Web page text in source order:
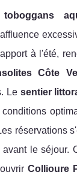
toboggans
à l'été,
Côte
Le sentier
réservations
le séjour.
Collioure